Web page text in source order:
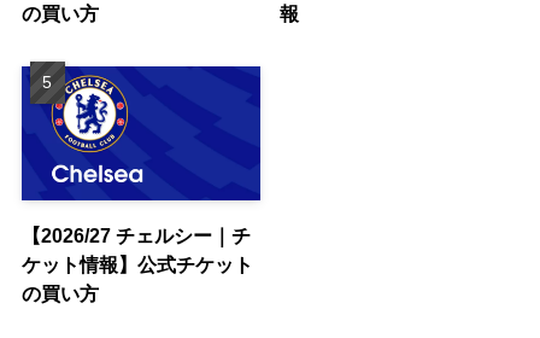
の買い方
報
【2026/27 チェルシー｜チ
ケット情報】公式チケット
の買い方